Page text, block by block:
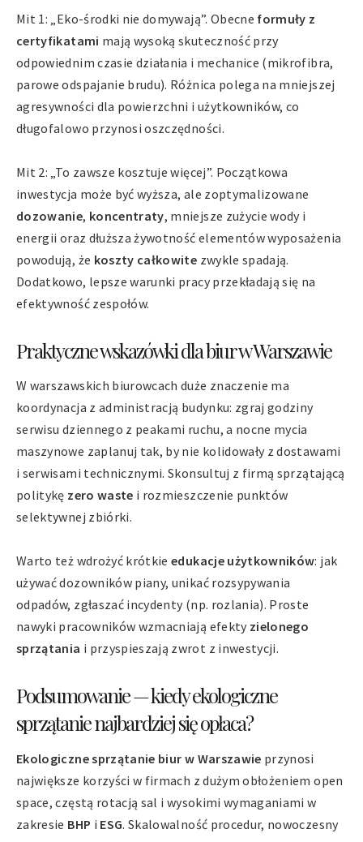
Mit 1: „Eko-środki nie domywają”. Obecne formuły z
certyfikatami mają wysoką skuteczność przy
odpowiednim czasie działania i mechanice (mikrofibra,
parowe odspajanie brudu). Różnica polega na mniejszej
agresywności dla powierzchni i użytkowników, co
długofalowo przynosi oszczędności.
Mit 2: „To zawsze kosztuje więcej”. Początkowa
inwestycja może być wyższa, ale zoptymalizowane
dozowanie, koncentraty, mniejsze zużycie wody i
energii oraz dłuższa żywotność elementów wyposażenia
powodują, że koszty całkowite zwykle spadają.
Dodatkowo, lepsze warunki pracy przekładają się na
efektywność zespołów.
Praktyczne wskazówki dla biur w Warszawie
W warszawskich biurowcach duże znaczenie ma
koordynacja z administracją budynku: zgraj godziny
serwisu dziennego z peakami ruchu, a nocne mycia
maszynowe zaplanuj tak, by nie kolidowały z dostawami
i serwisami technicznymi. Skonsultuj z firmą sprzątającą
politykę zero waste i rozmieszczenie punktów
selektywnej zbiórki.
Warto też wdrożyć krótkieedukacje użytkowników: jak
używać dozowników piany, unikać rozsypywania
odpadów, zgłaszać incydenty (np. rozlania). Proste
nawyki pracowników wzmacniają efekty zielonego
sprzątania i przyspieszają zwrot z inwestycji.
Podsumowanie — kiedy ekologiczne
sprzątanie najbardziej się opłaca?
Ekologiczne sprzątanie biur w Warszawie przynosi
największe korzyści w firmach z dużym obłożeniem open
space, częstą rotacją sal i wysokimi wymaganiami w
zakresie BHP i ESG. Skalowalność procedur, nowoczesny